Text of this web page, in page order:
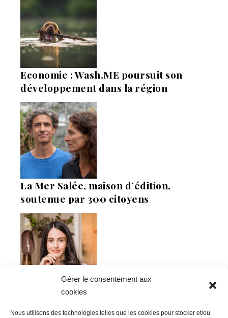
Gérer le consentement aux
cookies
Nous utilisons des technologies telles que les cookies pour stocker et/ou
Economie : Wash.ME poursuit son
développement dans la région
La Mer Salée, maison d’édition,
soutenue par 300 citoyens
Flowrette rachetée, relocalise sa
production en France à Blain